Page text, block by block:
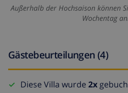
Außerhalb der Hochsaison können
Wochentag
Gästebeurteilungen (4)
Diese Villa wurde 2x